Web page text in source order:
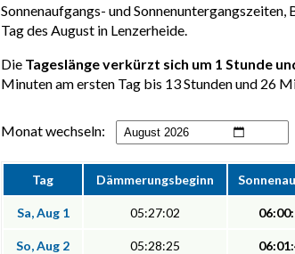
Sonnenaufgangs- und
Tag des August in Lenzerheide.
Die Tageslänge verkürzt sich um 1 Stunde
Minuten am ersten Tag bis 13 Stunden und 26
Monat wechseln:
Tag Dämmerungsbeginn
Sa, Aug 1 05:27:02
So, Aug 2 05:28:25